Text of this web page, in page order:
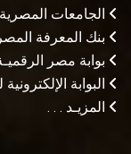
الجامعات المصرية
بنك المعرفة
بوابة مصر
البوابة
المزيـد . . .